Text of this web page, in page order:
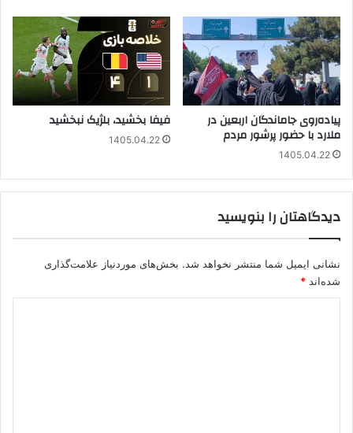
پیاده‌روی جاماندگان اربعین در
ملارد با حضور پرشور مردم
1405.04.22
فیفا بخشید، بلژیک نبخشید
1405.04.22
دیدگاهتان را بنویسید
نشانی ایمیل شما منتشر نخواهد شد. بخش‌های موردنیاز علامت‌گذاری
شده‌اند *